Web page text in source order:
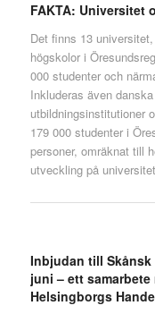
FAKTA: Universitet
Det finns 13
högskolor i
000 studenter och
Inkluderas även
utbildningsinstitutioner
179 000 studenter i
personer, omräknat till
utveckling på
Inbjudan till
juni – ett
Helsingborgs